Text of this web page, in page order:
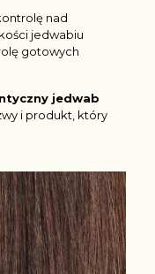
nad
jedwabiu
gotowych
jedwab
i produkt, który